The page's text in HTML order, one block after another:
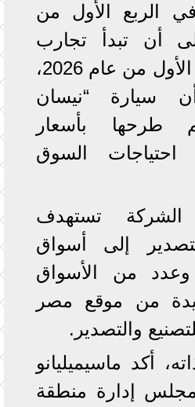
في الربع الأول من
على أن تبدأ تجارب
الإنتاج في الربع الأول من عام 2026،
سيارة “نيسان
طرحها بأسعار
احتياجات السوق
تستهدف
إلى أسواق
وعدد من الأسواق
من موقع مصر
والتصدير.
أكد ماسيميليانو
إدارة منطقة